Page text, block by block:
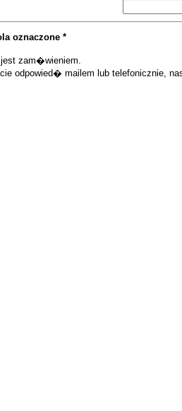
oznaczone *
zam�wieniem.
odpowied� mailem lub telefonicznie,